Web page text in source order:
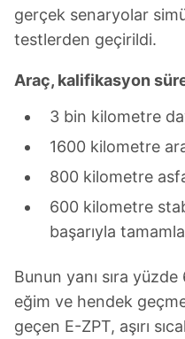
gerçek senaryolar
testlerden geçirildi.
Araç, kalifikasyon
3 bin kilometre
1600 kilometre
800 kilometre
600 kilometre
başarıyla
Bunun yanı sıra
eğim ve hendek
geçen E-ZPT, aşırı